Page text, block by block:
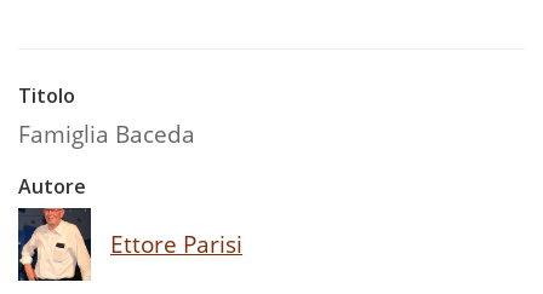
Titolo
Famiglia Baceda
Autore
Ettore Parisi